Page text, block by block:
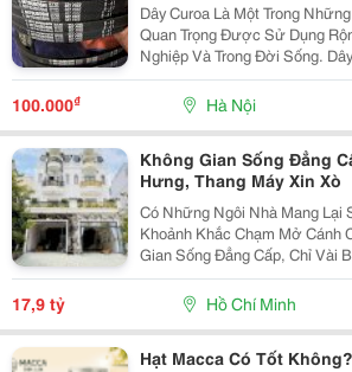
Dây Curoa Là Một Trong
Quan Trọng Được Sử Dụng
Nghiệp Và Trong Đời Sống. Dây Thường Được Làm
Bằng Cao Su Tổng Hợp Có
Trong Có Hoặc Không Có Lõi Thép. Dây Curoa
Động...
100.000₫ Hà Nội
Không Gian Sống Đẳng
Hưng, Thang Máy Xin Xò
Có Những Ngôi Nhà Mang Lại
Khoảnh Khắc Chạm Mở Cánh
Gian Sống Đẳng Cấp, Chỉ Vài
Hưng: - Vị Trí: Kdc Tân Mỹ, Đường Rộng 20M Thông
Thoáng - Diện Tích: 5
17,9 tỷ Hồ Chí Minh
Hạt Macca Có Tốt